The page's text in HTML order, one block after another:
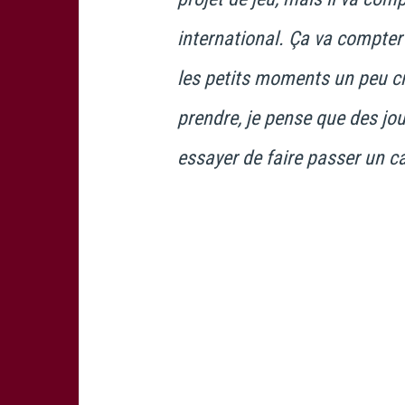
international. Ça va
les petits moments un peu
prendre, je pense que des
essayer de faire passer un